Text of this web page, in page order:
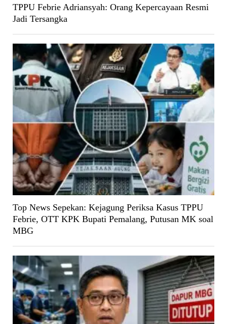
TPPU Febrie Adriansyah: Orang Kepercayaan Resmi
Jadi Tersangka
Top News Sepekan: Kejagung Periksa Kasus TPPU
Febrie, OTT KPK Bupati Pemalang, Putusan MK soal
MBG